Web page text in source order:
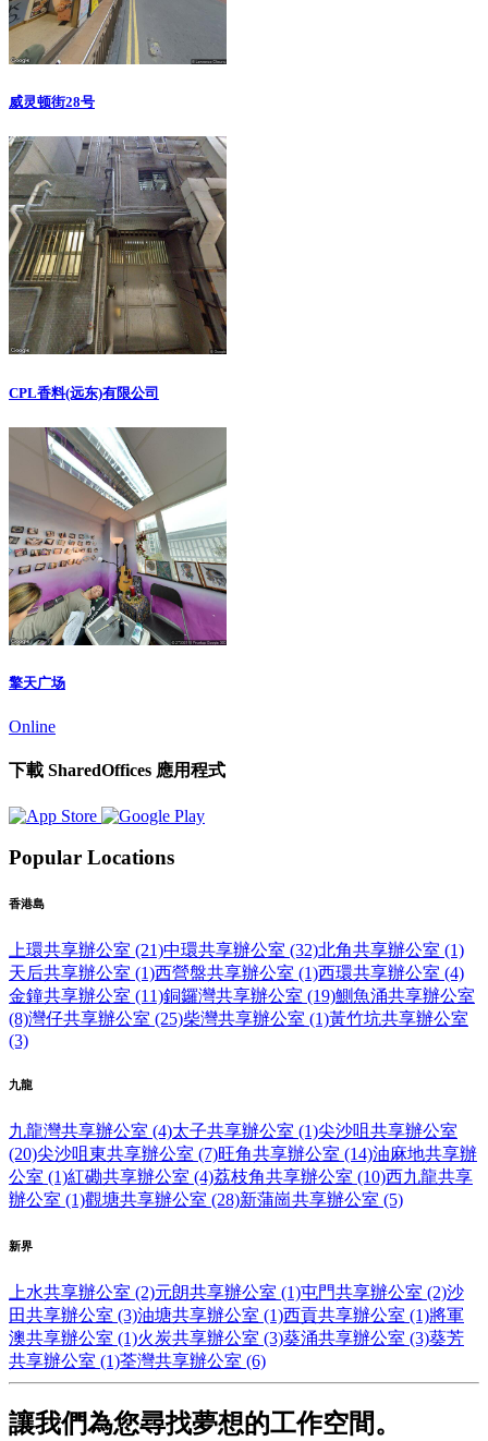
威灵顿街28号
CPL香料(远东)有限公司
擎天广场
Online
下載 SharedOffices 應用程式
Popular Locations
香港島
上環共享辦公室 (21)中環共享辦公室 (32)北角共享辦公室 (1)
天后共享辦公室 (1)西營盤共享辦公室 (1)西環共享辦公室 (4)
金鐘共享辦公室 (11)銅鑼灣共享辦公室 (19)鰂魚涌共享辦公室
(8)灣仔共享辦公室 (25)柴灣共享辦公室 (1)黃竹坑共享辦公室
(3)
九龍
九龍灣共享辦公室 (4)太子共享辦公室 (1)尖沙咀共享辦公室
(20)尖沙咀東共享辦公室 (7)旺角共享辦公室 (14)油麻地共享辦
公室 (1)紅磡共享辦公室 (4)荔枝角共享辦公室 (10)西九龍共享
辦公室 (1)觀塘共享辦公室 (28)新蒲崗共享辦公室 (5)
新界
上水共享辦公室 (2)元朗共享辦公室 (1)屯門共享辦公室 (2)沙
田共享辦公室 (3)油塘共享辦公室 (1)西貢共享辦公室 (1)將軍
澳共享辦公室 (1)火炭共享辦公室 (3)葵涌共享辦公室 (3)葵芳
共享辦公室 (1)荃灣共享辦公室 (6)
讓我們為您尋找夢想的工作空間。